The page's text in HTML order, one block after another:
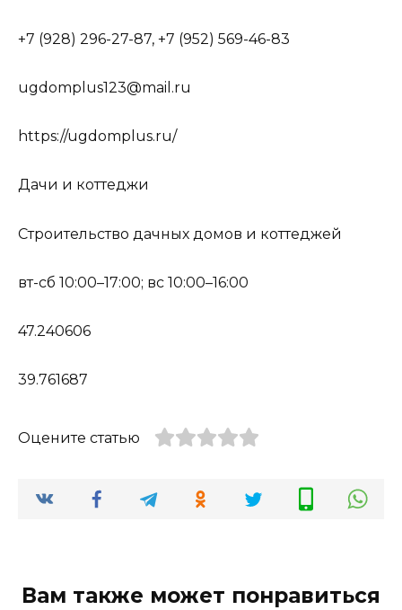
+7 (928) 296-27-87, +7 (952) 569-46-83
ugdomplus123@mail.ru
https://ugdomplus.ru/
Дачи и коттеджи
Строительство дачных домов и коттеджей
вт-сб 10:00–17:00; вс 10:00–16:00
47.240606
39.761687
Оцените статью
Вам также может понравиться